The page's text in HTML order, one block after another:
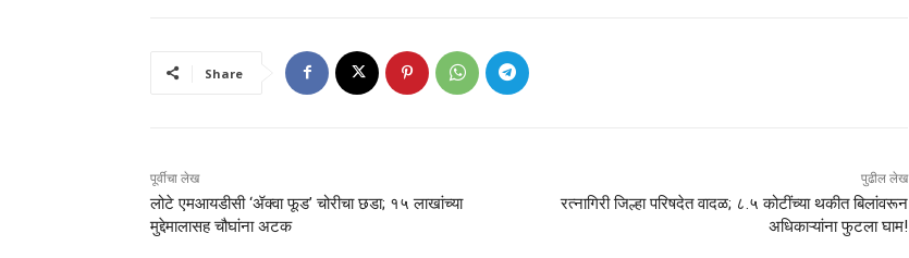
Share
पूर्वीचा लेख
लोटे एमआयडीसी ‘ॲक्वा फूड’ चोरीचा छडा; १५ लाखांच्या
मुद्देमालासह चौघांना अटक
पुढील लेख
रत्नागिरी जिल्हा परिषदेत वादळ; ८.५ कोटींच्या थकीत बिलांवरून
अधिकाऱ्यांना फुटला घाम!